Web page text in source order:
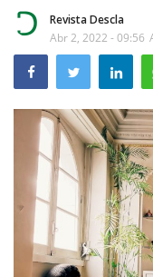
...by Descla
Desporto
Contactos
Sobre Nós
Educação
Estatuto Editorial
Revista Descla
Abr 2, 2022 - 09:56